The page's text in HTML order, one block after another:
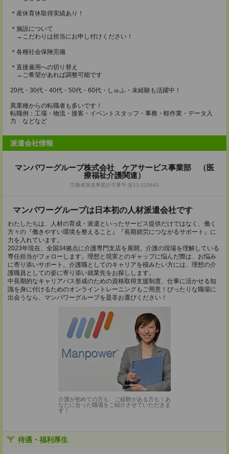
＊産休育休取得実績あり！
＊施設について
→こだわりは担当にお申し付けください！
＊各種社会保険完備
＊直接雇用への切り替え
→ご希望があれば調整可能です
20代・30代・40代・50代・60代・しゅふ・未経験も活躍中！
異業種からの転職者も多いです！
転職例：工場・物流・接客・イベントスタッフ・事務・軽作業・データ入
力 などなど
派遣会社情報
マンパワーグループ株式会社 ケアサービス事業部 （医
療福祉介護関連）
労働者派遣事業許可番号:派13-315642
マンパワーグループは日本初の人材派遣会社です
わたしたちは、人材の育成・派遣といったサービス提供だけではなく、働く
方々の『働きやすい環境を整えること』『長期就労につながるサポート』に
力を入れています。
2023年現在、全国34拠点に介護専門支店を展開。介護の現場を理解している
専任担当がフォローします。理想と現実とのギャップに悩んだ際は、お悩み
に寄り添いサポート。介護職としてのキャリアを積みたい方には、理想の介
護職員としての姿に寄り添い就業先をお探しします。
中長期的なキャリアパス形成のための資格取得支援制度、仕事に活かせる知
識を身に付けるためのオンライントレーニングもご用意！ぴったりな職場に
出会うなら、マンパワーグループを是非お選びください！
介護が初めての方も、ご経験がある方も！あ
なたに合った職場をご紹介させていただきま
す！
待遇・福利厚生